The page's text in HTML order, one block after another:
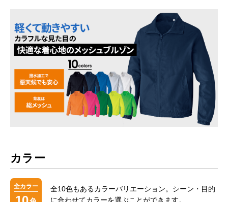
カラー
全カラー
全10色もあるカラーバリエーション。シーン・目的
に合わせてカラーを選ぶことができます。